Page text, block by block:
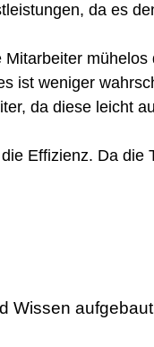
da es
ist weniger
da diese leicht
Effizienz. Da